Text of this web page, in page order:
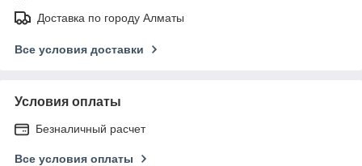
Доставка по городу Алматы
Все условия доставки
Условия оплаты
Безналичный расчет
Все условия оплаты